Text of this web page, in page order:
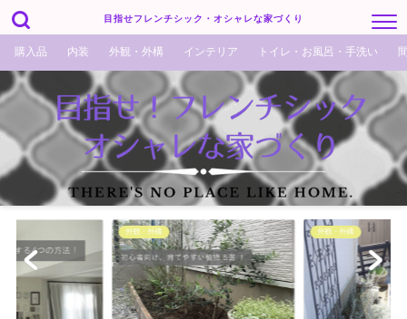
目指せフレンチシック・オシャレな家づくり
購入品 内装 外観・外構 インテリア トイレ・お風呂・手洗い
外観・外構 外観・外構